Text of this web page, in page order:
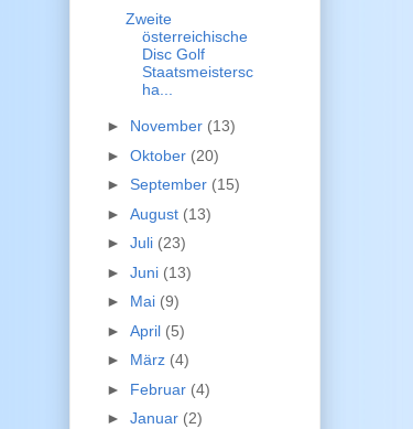
Zweite
österreichische
Disc Golf
Staatsmeistersc
ha...
► November (13)
► Oktober (20)
► September (15)
► August (13)
► Juli (23)
► Juni (13)
► Mai (9)
► April (5)
► März (4)
► Februar (4)
► Januar (2)